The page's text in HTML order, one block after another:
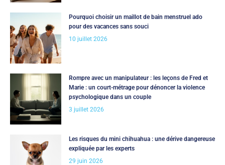
Pourquoi choisir un maillot de bain menstruel ado
pour des vacances sans souci
10 juillet 2026
Rompre avec un manipulateur : les leçons de Fred et
Marie : un court-métrage pour dénoncer la violence
psychologique dans un couple
3 juillet 2026
Les risques du mini chihuahua : une dérive dangereuse
expliquée par les experts
29 juin 2026